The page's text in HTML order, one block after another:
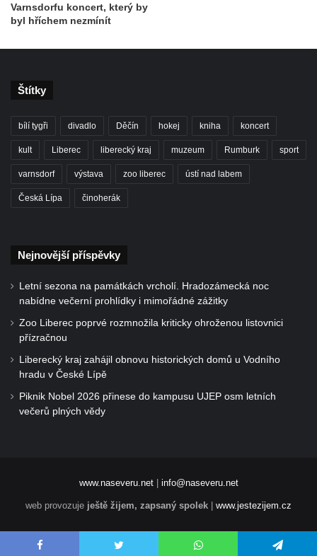
Varnsdorfu koncert, který by
byl hříchem nezmínít
Štítky
bílí tygři divadlo Děčín hokej kniha koncert
kult Liberec liberecký kraj muzeum Rumburk sport
varnsdorf výstava zoo liberec ústí nad labem
Česká Lípa činoherák
Nejnovější příspěvky
Letní sezona na památkách vrcholí. Hradozámecká noc
nabídne večerní prohlídky i mimořádné zážitky
Zoo Liberec poprvé rozmnožila kriticky ohroženou listovnici
přízračnou
Liberecký kraj zahájil obnovu historických domů u Vodního
hradu v České Lípě
Piknik Nobel 2026 přinese do kampusu UJEP osm letních
večerů plných vědy
www.naseveru.net| info@naseveru.net
web provozuje ještě žijem, zapsaný spolek | www.jestezijem.cz